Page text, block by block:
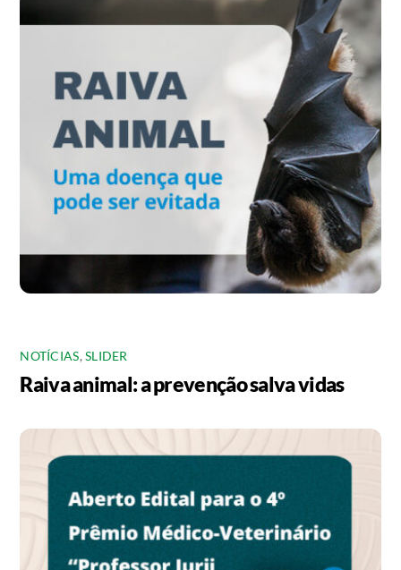
NOTÍCIAS,SLIDER
Raiva animal: a prevenção salva vidas